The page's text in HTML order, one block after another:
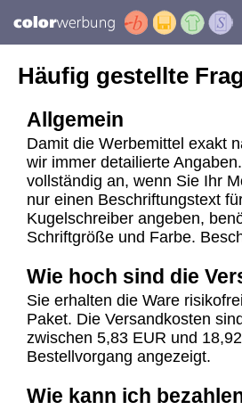
Häufig gestellte
Allgemein
Damit die Werbemittel exakt
wir immer detailierte
vollständig an, wenn Sie Ihr
nur einen Beschriftungstext
Kugelschreiber angeben,
Schriftgröße und Farbe.
Wie hoch sind die
Sie erhalten die Ware
Paket. Die Versandkosten
zwischen 5,83 EUR und
Bestellvorgang angezeigt.
Wie kann ich